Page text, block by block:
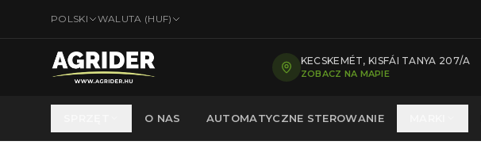
POLSKI WALUTA (HUF)
KECSKEMÉT, KISFÁI TANYA 207/A
ZOBACZ NA MAPIE
O NAS AUTOMATYCZNE STEROWANIE